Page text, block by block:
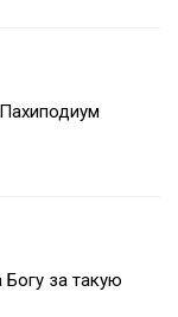
за такую